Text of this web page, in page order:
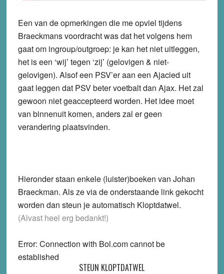
Een van de opmerkingen die me opviel tijdens
Braeckmans voordracht was dat het volgens hem
gaat om ingroup/outgroep: je kan het niet uitleggen,
het is een ‘wij’ tegen ‘zij’ (gelovigen & niet-
gelovigen). Alsof een PSV’er aan een Ajacied uit
gaat leggen dat PSV beter voetbalt dan Ajax. Het zal
gewoon niet geaccepteerd worden. Het idee moet
van binnenuit komen, anders zal er geen
verandering plaatsvinden.
Hieronder staan enkele (luister)boeken van Johan
Braeckman. Als ze via de onderstaande link gekocht
worden dan steun je automatisch Kloptdatwel.
(Alvast heel erg bedankt!)
Error: Connection with Bol.com cannot be
established
STEUN KLOPTDATWEL